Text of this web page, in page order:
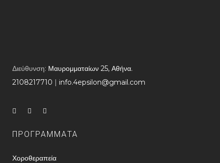
Διεύθυνση: Μαυρομματαίων 25, Αθήνα.
2108217710 ​ | info.4epsilon@gmail.com
ΠΡΟΓΡΑΜΜΑΤΑ
Χοροθεραπεία